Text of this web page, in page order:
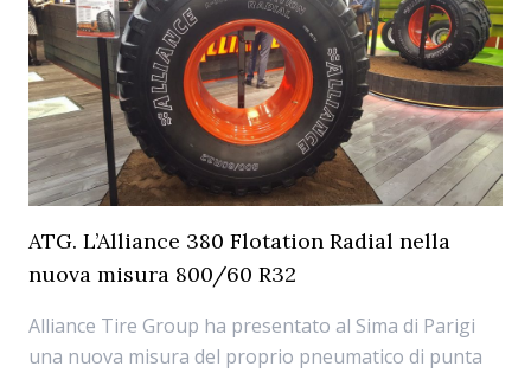
ATG. L’Alliance 380 Flotation Radial nella
nuova misura 800/60 R32
Alliance Tire Group ha presentato al Sima di Parigi
una nuova misura del proprio pneumatico di punta